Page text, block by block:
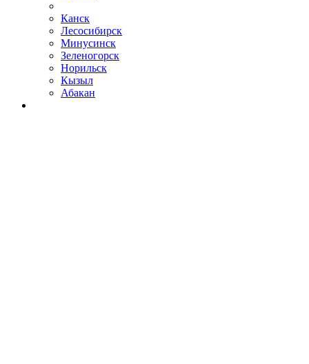
Канск
Лесосибирск
Минусинск
Зеленогорск
Норильск
Кызыл
Абакан